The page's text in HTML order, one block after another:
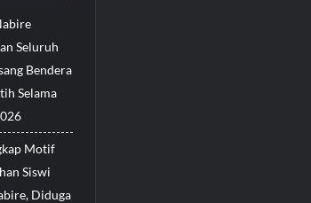
Seluruh
Bendera
Selama
Motif
Siswi
Diduga